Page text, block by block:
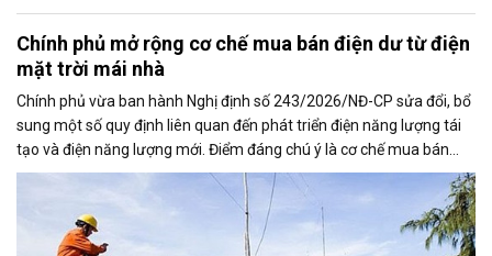
Chính phủ mở rộng cơ chế mua bán điện dư từ điện
mặt trời mái nhà
Chính phủ vừa ban hành Nghị định số 243/2026/NĐ-CP sửa đổi, bổ
sung một số quy định liên quan đến phát triển điện năng lượng tái
tạo và điện năng lượng mới. Điểm đáng chú ý là cơ chế mua bán
điện dư từ các hệ thống điện mặt trời mái nhà được mở rộng, trong
đó nâng tỷ lệ sản lượng điện dư được phép giao dịch từ 20% lên tối
đa 50%, tạo thêm động lực cho người dân và doanh nghiệp đầu tư
vào nguồn điện sạch.